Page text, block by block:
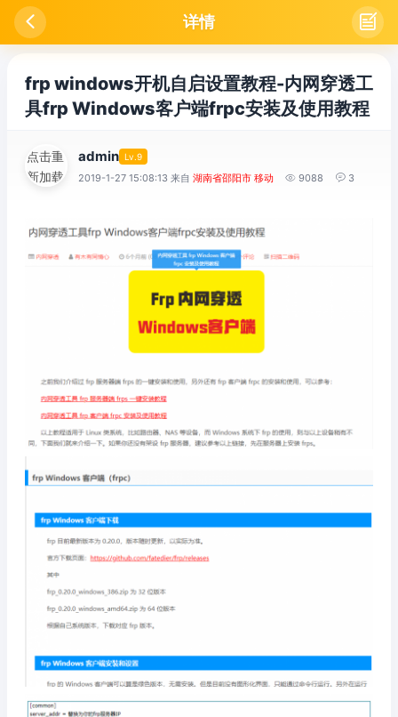
 详情 
frp windows开机自启设置教程-内网穿透工
具frp Windows客户端frpc安装及使用教程
点击重
新加载
admin Lv.9
2019-1-27 15:08:13 来自 湖南省邵阳市 移动  9088  3